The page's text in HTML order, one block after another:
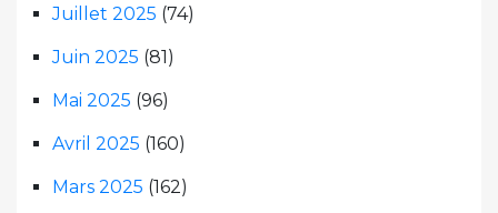
Juillet 2025 (74)
Juin 2025 (81)
Mai 2025 (96)
Avril 2025 (160)
Mars 2025 (162)